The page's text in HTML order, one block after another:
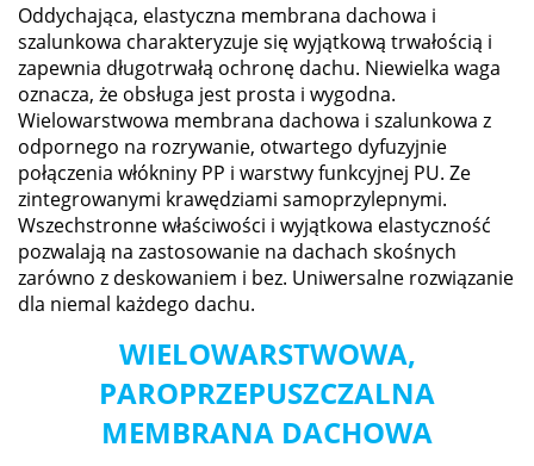
Oddychająca, elastyczna membrana dachowa i
szalunkowa charakteryzuje się wyjątkową trwałością i
zapewnia długotrwałą ochronę dachu. Niewielka waga
oznacza, że obsługa jest prosta i wygodna.
Wielowarstwowa membrana dachowa i szalunkowa z
odpornego na rozrywanie, otwartego dyfuzyjnie
połączenia włókniny PP i warstwy funkcyjnej PU. Ze
zintegrowanymi krawędziami samoprzylepnymi.
Wszechstronne właściwości i wyjątkowa elastyczność
pozwalają na zastosowanie na dachach skośnych
zarówno z deskowaniem i bez. Uniwersalne rozwiązanie
dla niemal każdego dachu.
WIELOWARSTWOWA,
PAROPRZEPUSZCZALNA
MEMBRANA DACHOWA